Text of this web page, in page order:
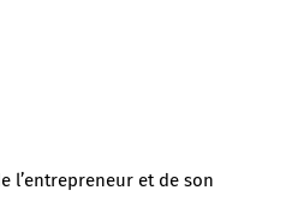
l’entrepreneur et de son